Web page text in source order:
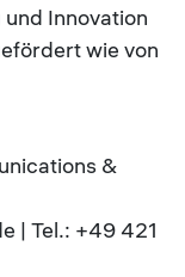
Innovation
wie von
&
| Tel.: +49 421